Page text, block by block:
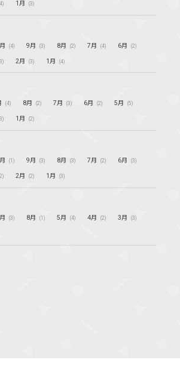
1月 (3)
(4) 9月 (3) 8月 (2) 7月 (4) 6月 (2)
2月 (3) 1月 (4)
(4) 8月 (2) 7月 (3) 6月 (2) 5月 (5)
1月 (2)
(1) 9月 (3) 8月 (3) 7月 (2) 6月 (3)
2月 (2) 1月 (3)
(3) 8月 (1) 5月 (4) 4月 (2) 3月 (3)